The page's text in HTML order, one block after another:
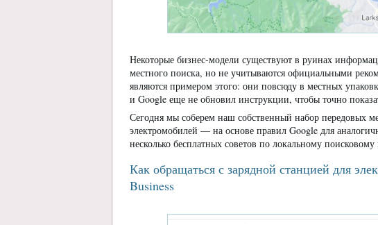
Некоторые бизнес-модели существуют в руинах
местного поиска, но не учитываются официальными
являются примером этого: они повсюду в местных
и Google еще не обновил инструкции, чтобы точно
Сегодня мы соберем наш собственный набор передовых
электромобилей — на основе правил Google для
несколько бесплатных советов по локальному поисковому
Как обращаться с зарядной станцией для
Business